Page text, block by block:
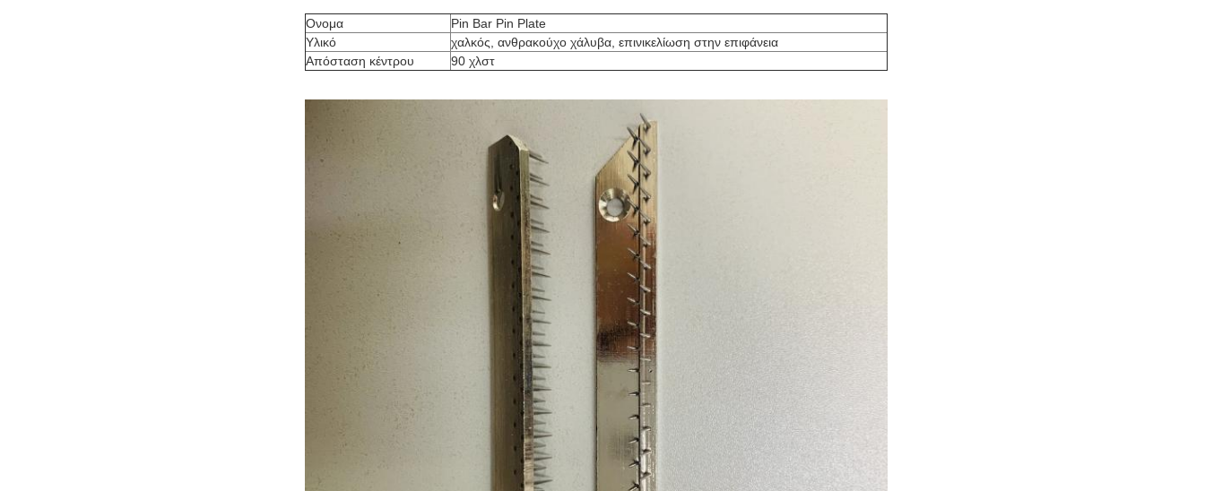
Ονομα
Pin Bar Pin Plate
Υλικό
χαλκός, ανθρακούχο χάλυβα, επινικελίωση στην επιφάνεια
Απόσταση κέντρου
90 χλστ